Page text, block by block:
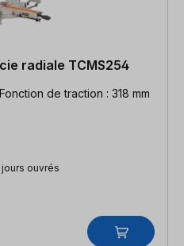
radiale TCMS254
de traction : 318 mm
ouvrés